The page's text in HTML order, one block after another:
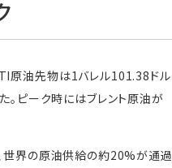
原油先物は1バレル101.38ドル
ピーク時にはブレント原油が
世界の原油供給の約20%が通過